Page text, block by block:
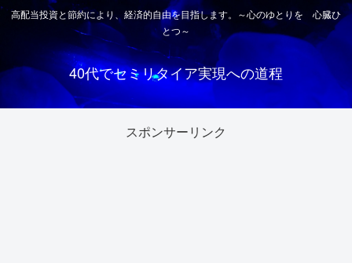
高配当投資と節約により、経済的自由を目指します。～心のゆとりを 心臓ひ
とつ～
40代でセミリタイア実現への道程
スポンサーリンク